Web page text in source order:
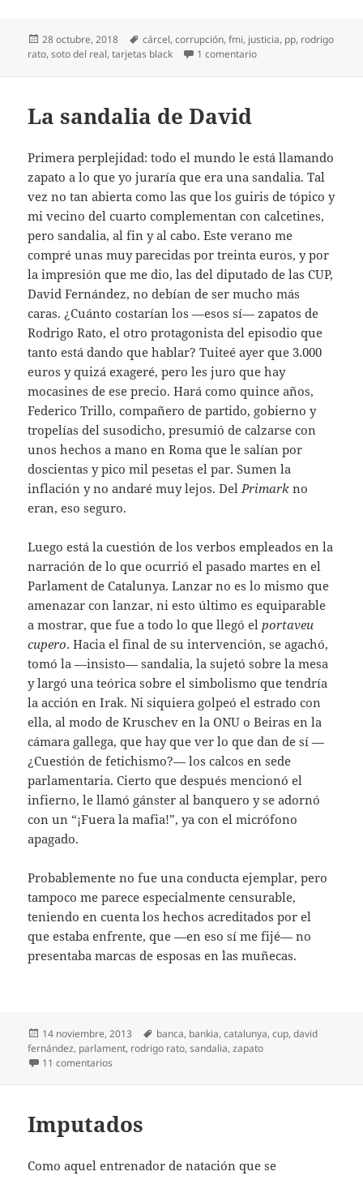
Publicado
el
28 octubre, 2018 Etiquetas
cárcel,corrupción,fmi, justicia, pp, rodrigo
rato,soto del real,tarjetas black 1 comentarioen Rato a la sombra
La sandalia de David
Primera perplejidad: todo el mundo le está llamando
zapato a lo que yo juraría que era una sandalia. Tal
vez no tan abierta como las que los guiris de tópico y
mi vecino del cuarto complementan con calcetines,
pero sandalia, al fin y al cabo. Este verano me
compré unas muy parecidas por treinta euros, y por
la impresión que me dio, las del diputado de las CUP,
David Fernández, no debían de ser mucho más
caras. ¿Cuánto costarían los —esos sí— zapatos de
Rodrigo Rato, el otro protagonista del episodio que
tanto está dando que hablar? Tuiteé ayer que 3.000
euros y quizá exageré, pero les juro que hay
mocasines de ese precio. Hará como quince años,
Federico Trillo, compañero de partido, gobierno y
tropelías del susodicho, presumió de calzarse con
unos hechos a mano en Roma que le salían por
doscientas y pico mil pesetas el par. Sumen la
inflación y no andaré muy lejos. Del Primark no
eran, eso seguro.
Luego está la cuestión de los verbos empleados en la
narración de lo que ocurrió el pasado martes en el
Parlament de Catalunya. Lanzar no es lo mismo que
amenazar con lanzar, ni esto último es equiparable
a mostrar, que fue a todo lo que llegó el portaveu
cupero. Hacia el final de su intervención, se agachó,
tomó la —insisto— sandalia, la sujetó sobre la mesa
y largó una teórica sobre el simbolismo que tendría
la acción en Irak. Ni siquiera golpeó el estrado con
ella, al modo de Kruschev en la ONU o Beiras en la
cámara gallega, que hay que ver lo que dan de sí —
¿Cuestión de fetichismo?— los calcos en sede
parlamentaria. Cierto que después mencionó el
infierno, le llamó gánster al banquero y se adornó
con un “¡Fuera la mafia!”, ya con el micrófono
apagado.
Probablemente no fue una conducta ejemplar, pero
tampoco me parece especialmente censurable,
teniendo en cuenta los hechos acreditados por el
que estaba enfrente, que —en eso sí me fijé— no
presentaba marcas de esposas en las muñecas.
Publicado
el
14 noviembre, 2013 Etiquetas
banca, bankia,catalunya,cup,david
fernández, parlament, rodrigo rato,sandalia,zapato
11 comentarios
Imputados
Como aquel entrenador de natación que se